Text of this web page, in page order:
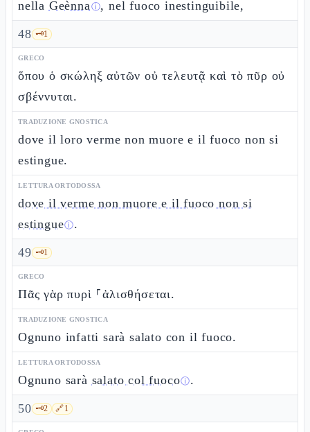
nella Geènnaⓘ, nel fuoco inestinguibile,
48 🗝️1
GRECO
ὅπου ὁ σκώληξ αὐτῶν οὐ τελευτᾷ καὶ τὸ πῦρ οὐ
σβέννυται.
TRADUZIONE GNOSTICA
dove il loro verme non muore e il fuoco non si
estingue.
LETTURA ORTODOSSA
dove il verme non muore e il fuoco non si
estingueⓘ.
49 🗝️1
GRECO
Πᾶς γὰρ πυρὶ ⸀ἁλισθήσεται.
TRADUZIONE GNOSTICA
Ognuno infatti sarà salato con il fuoco.
LETTURA ORTODOSSA
Ognuno sarà salato col fuocoⓘ.
50 🗝️2 🔗1